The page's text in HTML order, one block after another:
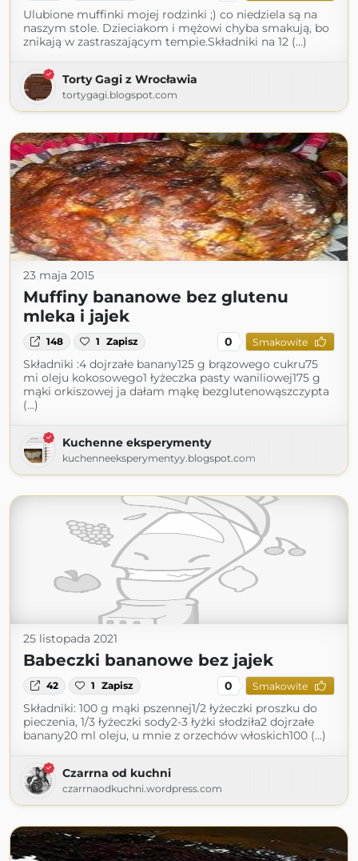
Ulubione muffinki mojej rodzinki ;) co niedziela są na
naszym stole. Dzieciakom i mężowi chyba smakują, bo
znikają w zastraszającym tempie.Składniki na 12 (...)
Torty Gagi z Wrocławia
tortygagi.blogspot.com
23 maja 2015
Muffiny bananowe bez glutenu
mleka i jajek
148 1 Zapisz 0 Smakowite
Składniki :4 dojrzałe banany125 g brązowego cukru75
mi oleju kokosowego1 łyżeczka pasty waniliowej175 g
mąki orkiszowej ja dałam mąkę bezglutenowąszczypta
(...)
Kuchenne eksperymenty
kuchenneeksperymentyy.blogspot.com
25 listopada 2021
Babeczki bananowe bez jajek
42 1 Zapisz 0 Smakowite
Składniki: 100 g mąki pszennej1/2 łyżeczki proszku do
pieczenia, 1/3 łyżeczki sody2-3 łyżki słodziła2 dojrzałe
banany20 ml oleju, u mnie z orzechów włoskich100 (...)
Czarrna od kuchni
czarrnaodkuchni.wordpress.com